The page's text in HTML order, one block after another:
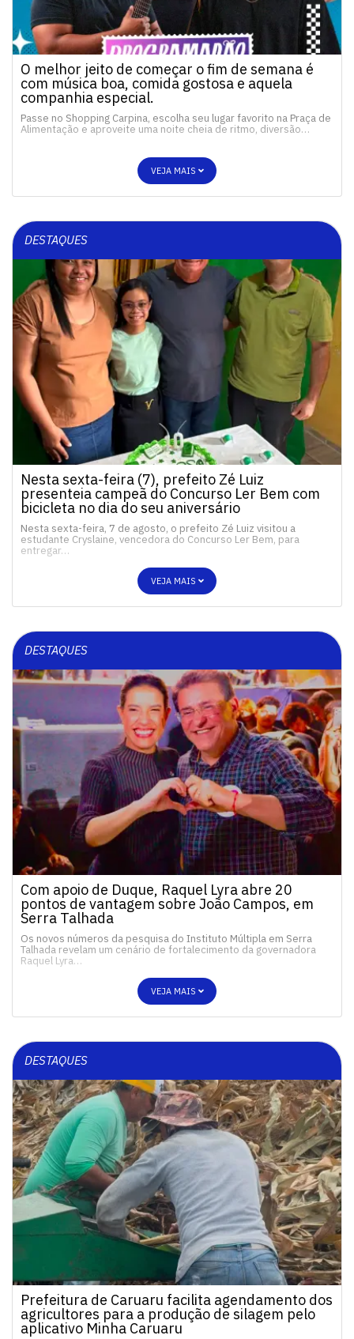
O melhor jeito de começar o fim de semana é
com música boa, comida gostosa e aquela
companhia especial.
Passe no Shopping Carpina, escolha seu lugar favorito na Praça de
Alimentação e aproveite uma noite cheia de ritmo, diversão…
VEJA MAIS
DESTAQUES
Nesta sexta-feira (7), prefeito Zé Luiz
presenteia campeã do Concurso Ler Bem com
bicicleta no dia do seu aniversário
Nesta sexta-feira, 7 de agosto, o prefeito Zé Luiz visitou a
estudante Cryslaine, vencedora do Concurso Ler Bem, para
entregar…
VEJA MAIS
DESTAQUES
Com apoio de Duque, Raquel Lyra abre 20
pontos de vantagem sobre João Campos, em
Serra Talhada
Os novos números da pesquisa do Instituto Múltipla em Serra
Talhada revelam um cenário de fortalecimento da governadora
Raquel Lyra…
VEJA MAIS
DESTAQUES
Prefeitura de Caruaru facilita agendamento dos
agricultores para a produção de silagem pelo
aplicativo Minha Caruaru